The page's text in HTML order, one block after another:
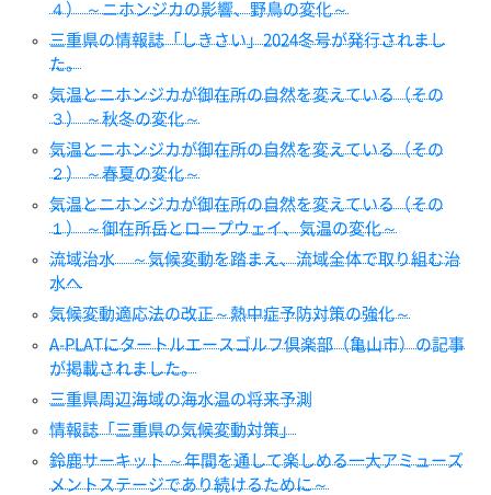
４） ～ニホンジカの影響、野鳥の変化～
三重県の情報誌「しきさい」2024冬号が発行されまし
た。
気温とニホンジカが御在所の自然を変えている（その
３） ～秋冬の変化～
気温とニホンジカが御在所の自然を変えている（その
２） ～春夏の変化～
気温とニホンジカが御在所の自然を変えている（その
１） ～御在所岳とロープウェイ、気温の変化～
流域治水 ～気候変動を踏まえ、流域全体で取り組む治
水へ
気候変動適応法の改正～熱中症予防対策の強化～
A-PLATにタートルエースゴルフ倶楽部（亀山市）の記事
が掲載されました。
三重県周辺海域の海水温の将来予測
情報誌「三重県の気候変動対策」
鈴鹿サーキット ～年間を通して楽しめる一大アミューズ
メントステージであり続けるために～